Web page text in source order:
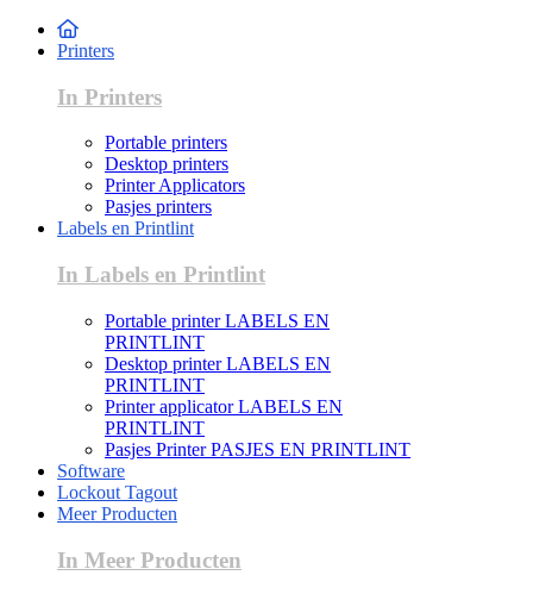
Printers
In Printers
Portable printers
Desktop printers
Printer Applicators
Pasjes printers
Labels en Printlint
In Labels en Printlint
Portable printer LABELS EN
PRINTLINT
Desktop printer LABELS EN
PRINTLINT
Printer applicator LABELS EN
PRINTLINT
Pasjes Printer PASJES EN PRINTLINT
Software
Lockout Tagout
Meer Producten
In Meer Producten